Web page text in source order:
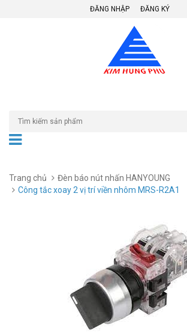
ĐĂNG NHẬP ĐĂNG KÝ
Trang chủ
Đèn báo nút nhấn HANYOUNG
Công tắc xoay 2 vị trí viền nhôm MRS-R2A1